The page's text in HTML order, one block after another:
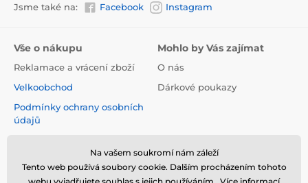
Jsme také na: Facebook Instagram
Vše o nákupu
Reklamace a vrácení zboží
Velkoobchod
Podmínky ochrany osobních
údajů
cookies
Mohlo by Vás zajímat
O nás
Dárkové poukazy
Na vašem soukromí nám záleží
Tento web používá soubory cookie. Dalším procházením tohoto